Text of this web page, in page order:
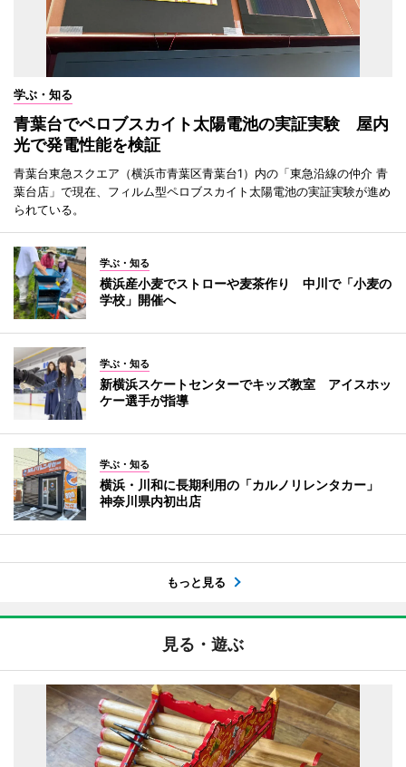
学ぶ・知る
青葉台でペロブスカイト太陽電池の実証実験 屋内
光で発電性能を検証
青葉台東急スクエア（横浜市青葉区青葉台1）内の「東急沿線の仲介 青
葉台店」で現在、フィルム型ペロブスカイト太陽電池の実証実験が進め
られている。
学ぶ・知る
横浜産小麦でストローや麦茶作り 中川で「小麦の
学校」開催へ
学ぶ・知る
新横浜スケートセンターでキッズ教室 アイスホッ
ケー選手が指導
学ぶ・知る
横浜・川和に長期利用の「カルノリレンタカー」
神奈川県内初出店
もっと見る
見る・遊ぶ